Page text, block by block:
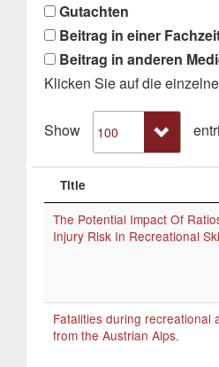
Gutachten
Beitrag in einer
Beitrag in anderen
Klicken Sie auf die
Show
Title
The Potential Impact Of
Injury Risk In Recreational
Fatalities during recreational
from the Austrian Alps.